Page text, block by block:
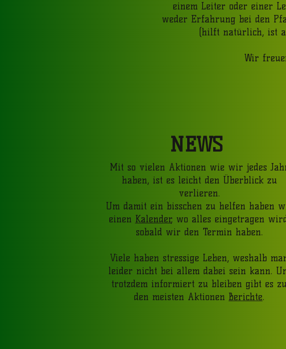
einem Leiter oder einer
weder Erfahrung bei den
(hilft natürlich, ist
Wir
NEWS
Mit so vielen Aktionen wie wir jedes
haben, ist es leicht den Überblick zu
verlieren.
Um damit ein bisschen zu helfen haben
einen Kalender, wo alles eingetragen
sobald wir den Termin haben.
Viele haben stressige Leben, weshalb
leider nicht bei allem dabei sein kann.
trotzdem informiert zu bleiben gibt es
den meisten Aktionen Berichte.